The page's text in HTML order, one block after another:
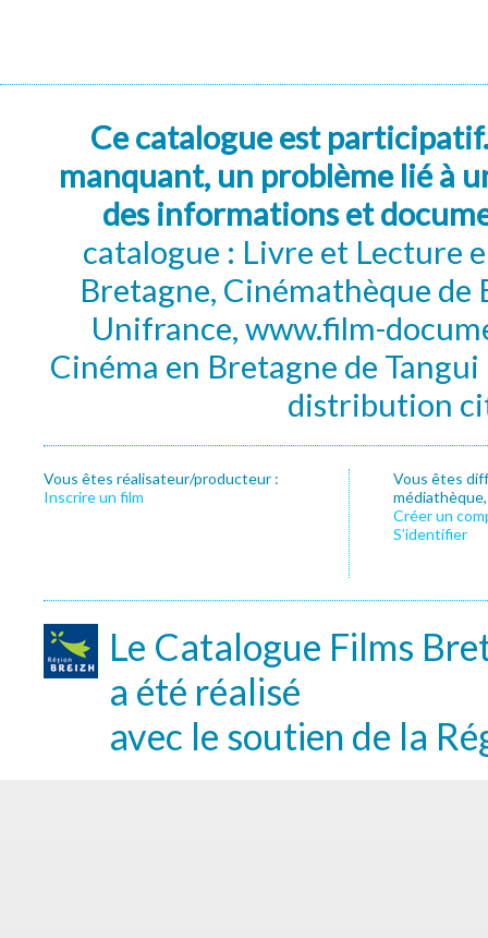
Ce catalogue est
manquant, un problème lié à
des informations et
catalogue : Livre et Lecture
Bretagne, Cinémathèque de
Unifrance, www.film-
Cinéma en Bretagne de
distribution
Vous êtes réalisateur/producteur :
Inscrire un film
Vous êtes
Créer un
S’identifier
Le Catalogue Films
a été réalisé
avec le soutien de la